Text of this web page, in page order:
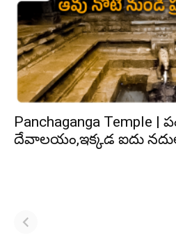
Panchaganga Temple |
దేవాలయం,ఇక్కడ ఐదు
పితృదేవతల ఆశీర్వాదం